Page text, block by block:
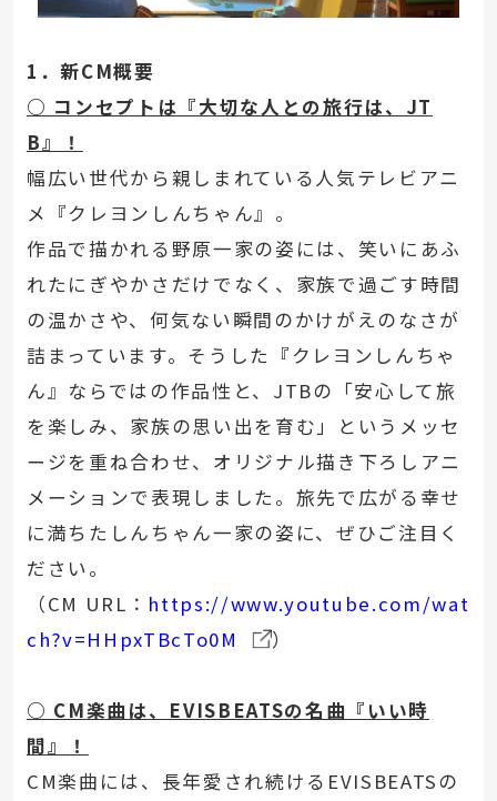
1．新CM概要
○ コンセプトは『大切な人との旅行は、JT
B』！
幅広い世代から親しまれている人気テレビアニ
メ『クレヨンしんちゃん』。
作品で描かれる野原一家の姿には、笑いにあふ
れたにぎやかさだけでなく、家族で過ごす時間
の温かさや、何気ない瞬間のかけがえのなさが
詰まっています。そうした『クレヨンしんちゃ
ん』ならではの作品性と、JTBの「安心して旅
を楽しみ、家族の思い出を育む」というメッセ
ージを重ね合わせ、オリジナル描き下ろしアニ
メーションで表現しました。旅先で広がる幸せ
に満ちたしんちゃん一家の姿に、ぜひご注目く
ださい。
（CM URL： https://www.youtube.com/wat
ch?v=HHpxTBcTo0M
）
○ CM楽曲は、EVISBEATSの名曲『いい時
間』！
CM楽曲には、長年愛され続けるEVISBEATSの